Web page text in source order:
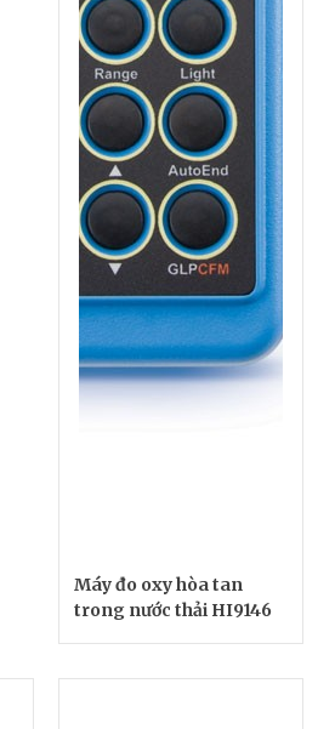
Máy đo oxy hòa tan
trong nước thải HI9146